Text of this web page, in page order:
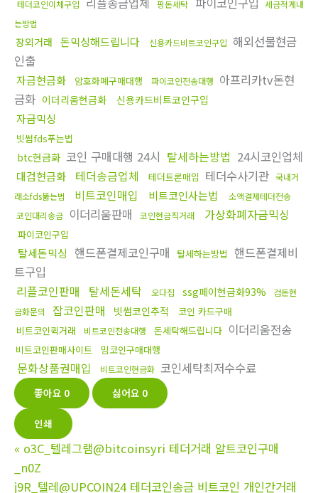
테더코인이체구입 핑돈세탁
세금적게내
는방법
장외거래 돈믹싱해드립니다 신용카드비트코인구입 해외선물현금
인출
자금현금화 암호화폐구매대행 파이코인전송대행 아프리카tv돈현
금화 이더리움현금화 신용카드비트코인구입
자금믹싱
빗썸fds푸는법
btc현금화 코인 구매대행 24시 탈세하는방법 24시코인업체
대검현금화 테더송금업체 테더트론매입 테더수사기관 국내거
래소fds뚫는법
비트코인매입 비트코인사는법
소액결제테더전송
코인대리송금 이더리움판매 코인현금직거래 가상화폐자금믹싱
파이코인구입
탈세돈믹싱 핸드폰결제코인구매 탈세하는방법 핸드폰결제비
트구입
리플코인판매
탈세돈세탁 오다집 ssg페이현금화93%
검돈현
금화문의
잡코인판매 빗썸코인추적
코인 카드구매
비트코인퀵거래
비트코인전송대행 돈세탁해드립니다 이더리움전송
비트코인판매사이트 밈코인구매대행
문화상품권매입 비트코인현금화 코인세탁최저수수료
좋아요 0 싫어요 0
인쇄
« o3C_텔레그램@bitcoinsyri 테더거래 알트코인구매
_n0Z
j9R_텔레@UPCOIN24 테더코인송금 비트코인 개인간거래